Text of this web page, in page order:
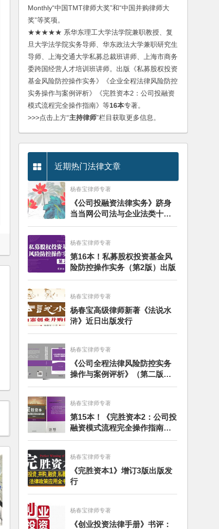
Monthly“中国TMT律师大奖”和“中国并购律师大
奖”等奖项。
★★★★★ 系华东理工大学法学院兼职教授、复
旦大学法学院实务导师、华东政法大学兼职研究生
导师、上海交通大学私募总裁班讲师、上海市商务
委跨国经营人才培训班讲师。出版《私募股权投资
基金风险防控操作实务》《企业全程法律风险防控
实务操作与案例评析》《完胜资本2：公司投融资
模式流程完全操作指南》等16本专著。
>>>点击上方“主持律师”栏目获取更多信息。
近期热门法律文章
杨春宝律师专著
《公司投融资法律实务》跻身
当当网公司法与企业法类十大
畅销图书榜
杨春宝律师专著
第16本！私募股权投资基金风
险防控操作实务（第2版）出版
杨春宝律师专著
杨春宝高级律师新著《法说水
浒》近日出版发行
杨春宝律师专著
《公司全程法律风险防控实务
操作与案例评析》（第二版）
出版发行
杨春宝律师专著
第15本！《完胜资本2：公司投
融资模式流程完全操作指南》
（第四版）出版
杨春宝律师专著
《完胜资本1》增订3版出版发
行
杨春宝律师专著
《创业投资法律手册》书评：